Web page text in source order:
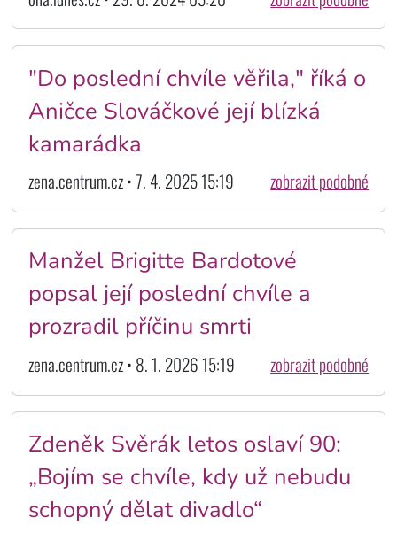
"Do poslední chvíle věřila," říká o
Aničce Slováčkové její blízká
kamarádka
zena.centrum.cz • 7. 4. 2025 15:19 zobrazit podobné
Manžel Brigitte Bardotové
popsal její poslední chvíle a
prozradil příčinu smrti
zena.centrum.cz • 8. 1. 2026 15:19 zobrazit podobné
Zdeněk Svěrák letos oslaví 90:
„Bojím se chvíle, kdy už nebudu
schopný dělat divadlo“